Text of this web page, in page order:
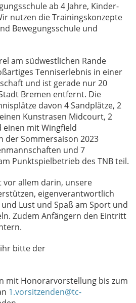
ab 4 Jahre, Kinder-
nutzen die Trainingskonzepte
Bewegungsschule und
am südwestlichen Rande
Tenniserlebnis in einer
und ist gerade nur 20
Bremen entfernt. Die
davon 4 Sandplätze, 2
Kunstrasen Midcourt, 2
einen mit Wingfield
der Sommersaison 2023
und 7
Punktspielbetrieb des TNB teil.
vor allem darin, unsere
eigenverantwortlich
Lust und Spaß am Sport und
Zudem Anfängern den Eintritt
bitte der
mit Honorarvorstellung bis zum
1.vorsitzenden@tc-